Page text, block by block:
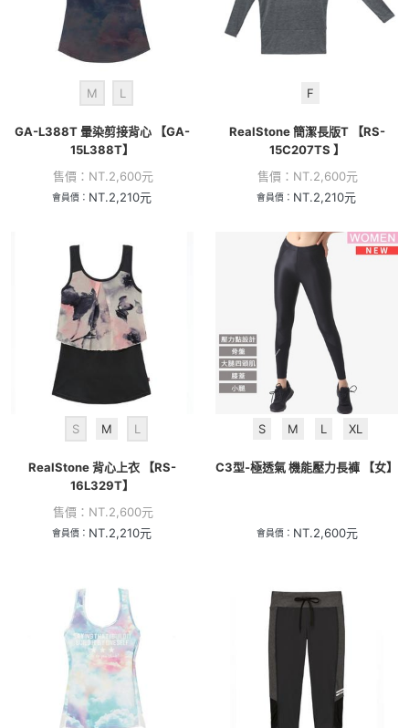
M L
GA-L388T 暈染剪接背心 【GA-
15L388T】
售價： NT.2,600元
會員價： NT.2,210元
F
RealStone 簡潔長版T 【RS-
15C207TS 】
售價： NT.2,600元
會員價： NT.2,210元
S M L
RealStone 背心上衣 【RS-
16L329T】
售價： NT.2,600元
會員價： NT.2,210元
S M L XL
C3型-極透氣 機能壓力長褲 【女】
會員價： NT.2,600元